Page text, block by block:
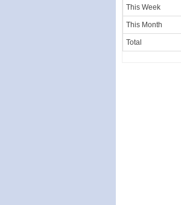
This Week
This Month
Total